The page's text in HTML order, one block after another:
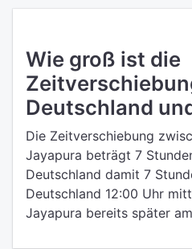
Wie groß ist die
Deutschland
Die Zeitverschiebung
Jayapura beträgt 7
Deutschland damit 7
Deutschland 12:00 Uhr
Jayapura bereits später